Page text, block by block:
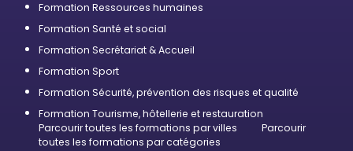
Formation Ressources humaines
Formation Santé et social
Formation Secrétariat & Accueil
Formation Sport
Formation Sécurité, prévention des risques et qualité
Formation Tourisme, hôtellerie et restauration
Parcourir toutes les formations par villes
Parcourir
toutes les formations par catégories